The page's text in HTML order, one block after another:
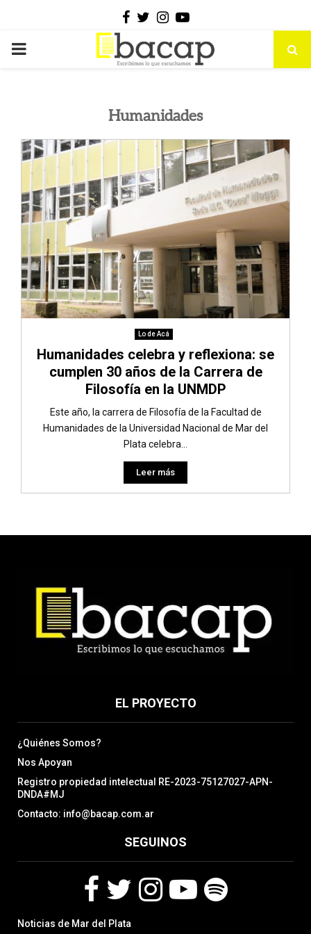
Facebook
Twitter
Instagram
Youtube
PRIMARY
Humanidades
Lo de Acá
Humanidades celebra y reflexiona: se
cumplen 30 años de la Carrera de
Filosofía en la UNMDP
Este año, la carrera de Filosofía de la Facultad de
Humanidades de la Universidad Nacional de Mar del
Plata celebra...
Leer más
EL PROYECTO
¿Quiénes Somos?
Nos Apoyan
Registro propiedad intelectual RE-2023-75127027-APN-
DNDA#MJ
Contacto: info@bacap.com.ar
SEGUINOS
a
w
Noticias de Mar del Plata